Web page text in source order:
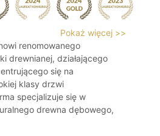
Pokaż więcej >>
renomowanego
drewnianej, działającego
się na
klasy drzwi
specjalizuje się w
drewna dębowego,